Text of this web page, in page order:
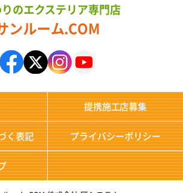
のエクステリア専門店
ンルーム.COM
提携施工店募集
く表記 プライバシーポリシー